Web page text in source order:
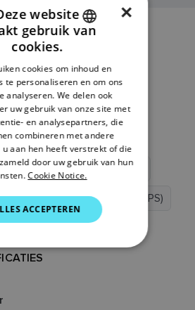
BRONNEN
zit er in de doos?
Voedingsspecificaties
Luidsprekers GNSS (GPS)
ENGLISH
DANISH
ITALIAN
SWEDISH
GERMAN
DUTCH
SPANISH
NORWEGIAN
FINNISH
×
website
gebruik van
cookies.
cookies om inhoud en
te personaliseren en om ons
analyseren. We delen ook
uw gebruik van onze site met
en analysepartners, die
combineren met andere
aan hen heeft verstrekt of die
door uw gebruik van hun
Cookie Notice.
ACCEPTEREN